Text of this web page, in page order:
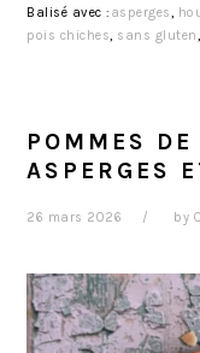
Balisé avec : asperges,
pois chiches, sans gluten,
POMMES
ASPERGES
26 mars 2026 by